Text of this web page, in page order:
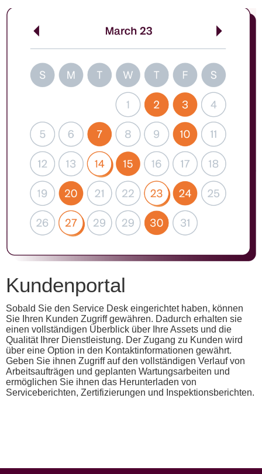
Kundenportal
Sobald Sie den Service Desk eingerichtet haben, können
Sie Ihren Kunden Zugriff gewähren. Dadurch erhalten sie
einen vollständigen Überblick über Ihre Assets und die
Qualität Ihrer Dienstleistung. Der Zugang zu Kunden wird
über eine Option in den Kontaktinformationen gewährt.
Geben Sie ihnen Zugriff auf den vollständigen Verlauf von
Arbeitsaufträgen und geplanten Wartungsarbeiten und
ermöglichen Sie ihnen das Herunterladen von
Serviceberichten, Zertifizierungen und Inspektionsberichten.